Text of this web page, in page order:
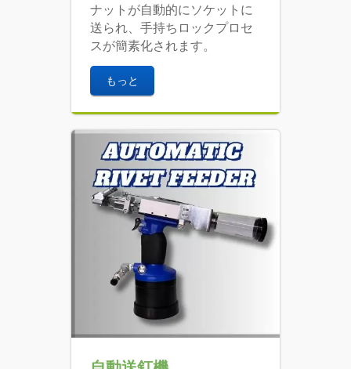
ナットが自動的にソケットに
送られ、手持ちロックプロセ
スが簡素化されます。
もっと